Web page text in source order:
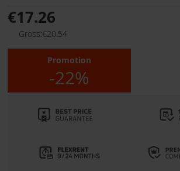
€17.26
Gross:€20.54
Promotion
-22%